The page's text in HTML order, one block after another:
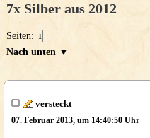
7x Silber aus 2012
Seiten: 1
Nach unten ▼
versteckt
07. Februar 2013, um 14:40:50 Uhr